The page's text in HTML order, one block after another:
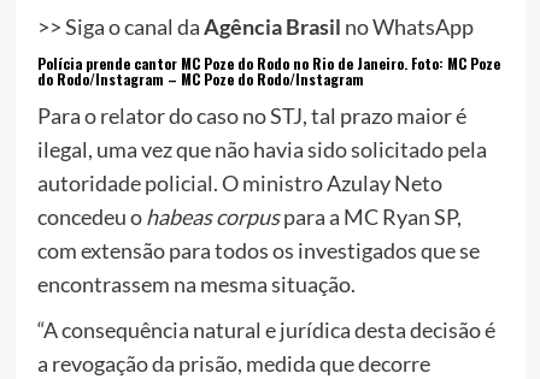
>> Siga o canal daAgência Brasil no WhatsApp
Polícia prende cantor MC Poze do Rodo no Rio de Janeiro. Foto: MC Poze
do Rodo/Instagram – MC Poze do Rodo/Instagram
Para o relator do caso no STJ, tal prazo maior é
ilegal, uma vez que não havia sido solicitado pela
autoridade policial. O ministro Azulay Neto
concedeu ohabeas corpuspara a MC Ryan SP,
com extensão para todos os investigados que se
encontrassem na mesma situação.
“A consequência natural e jurídica desta decisão é
a revogação da prisão, medida que decorre